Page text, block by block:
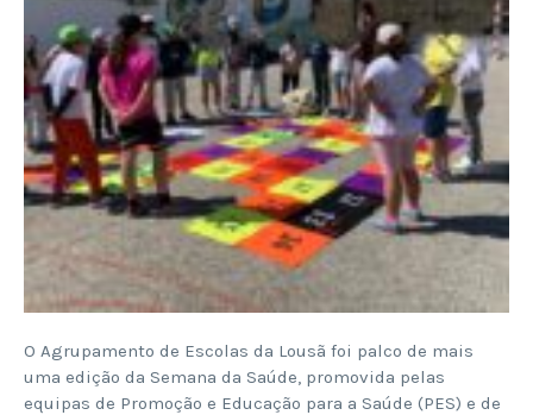
O Agrupamento de Escolas da Lousã foi palco de mais
uma edição da Semana da Saúde, promovida pelas
equipas de Promoção e Educação para a Saúde (PES) e de